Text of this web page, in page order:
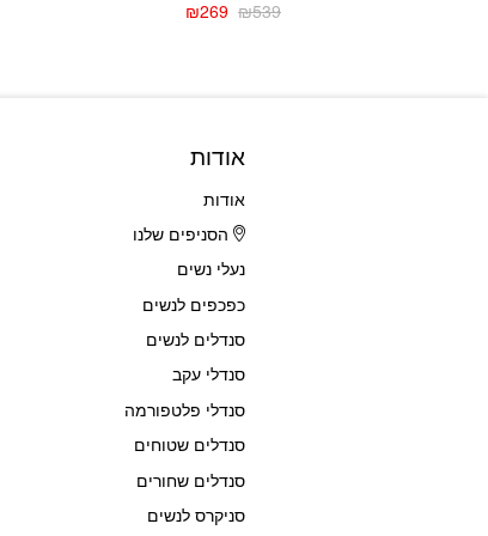
₪539
המחיר
₪269
המחיר
אודות
אודות
הסניפים שלנו
נעלי נשים
כפכפים לנשים
סנדלים לנשים
סנדלי עקב
סנדלי פלטפורמה
סנדלים שטוחים
סנדלים שחורים
סניקרס לנשים